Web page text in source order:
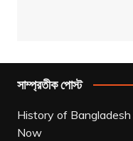
সাম্প্রতীক পোস্ট
History of
Now